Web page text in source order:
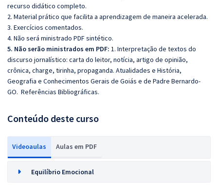
recurso didático completo.
2. Material prático que facilita a aprendizagem de maneira acelerada.
3. Exercícios comentados.
4. Não será ministrado PDF sintético.
5. Não serão ministrados em PDF: 1. Interpretação de textos do
discurso jornalístico: carta do leitor, notícia, artigo de opinião,
crônica, charge, tirinha, propaganda. Atualidades e História,
Geografia e Conhecimentos Gerais de Goiás e de Padre Bernardo-
GO. Referências Bibliográficas.
Conteúdo deste curso
Videoaulas Aulas em PDF
Equilíbrio Emocional